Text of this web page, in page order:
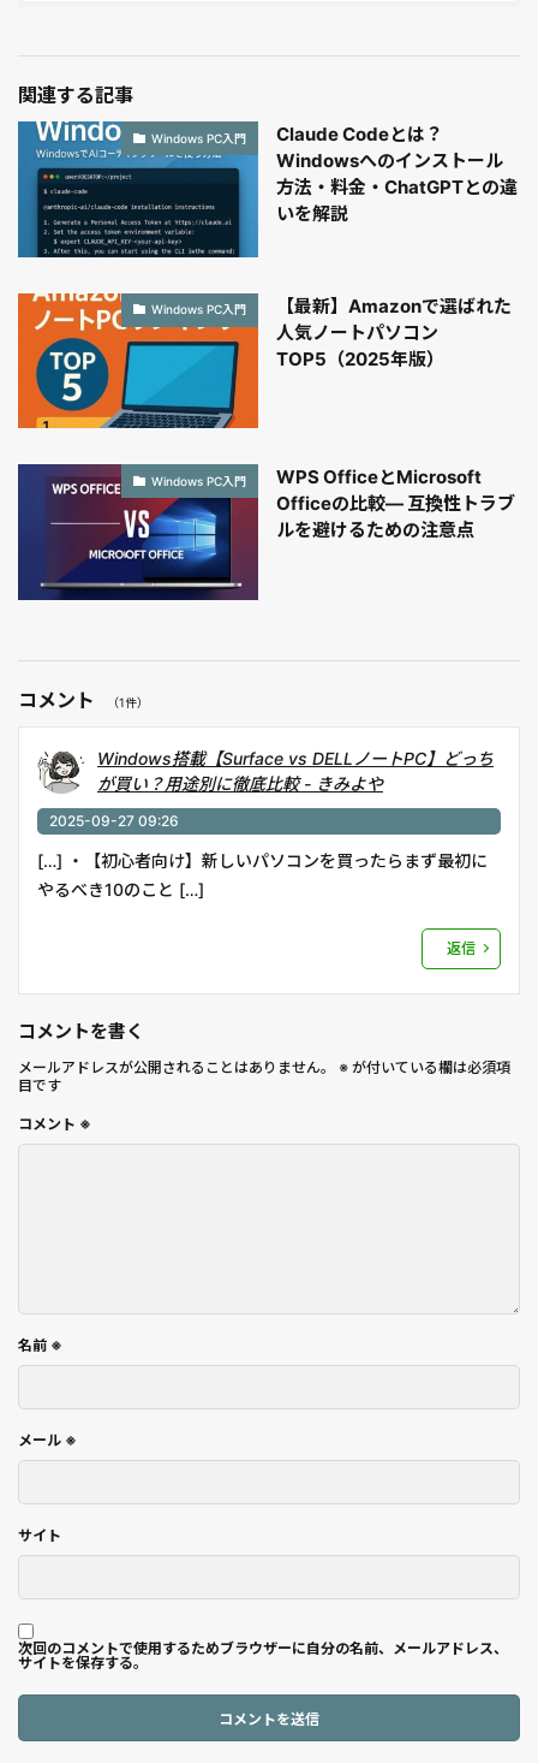
関連する記事
Windows PC入門
Claude Codeとは？
Windowsへのインストール
方法・料金・ChatGPTとの違
いを解説
Windows PC入門
【最新】Amazonで選ばれた
人気ノートパソコン
TOP5（2025年版）
Windows PC入門
WPS OfficeとMicrosoft
Officeの比較― 互換性トラブ
ルを避けるための注意点
コメント （1件）
Windows搭載【Surface vs DELLノートPC】どっち
が買い？用途別に徹底比較 - きみよや
2025-09-27 09:26
[…] ・【初心者向け】新しいパソコンを買ったらまず最初に
やるべき10のこと […]
返信
コメントを書く
メールアドレスが公開されることはありません。 ※ が付いている欄は必須項
目です
コメント ※
名前 ※
メール ※
サイト
次回のコメントで使用するためブラウザーに自分の名前、メールアドレス、
サイトを保存する。